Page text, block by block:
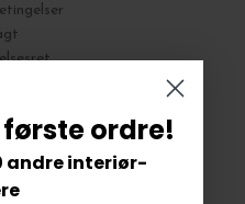
butik
første ordre!
andre interiør-